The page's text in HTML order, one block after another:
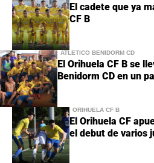
El cadete que ya
CF B
ATLÉTICO BENIDORM CD
El Orihuela CF B se
Benidorm CD en un
ORIHUELA CF B
El Orihuela CF
el debut de varios